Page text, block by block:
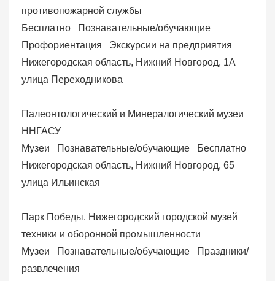
противопожарной службы
Бесплатно
Познавательные/обучающие
Профориентация
Экскурсии на предприятия
Нижегородская область, Нижний Новгород, 1А
улица Переходникова
Палеонтологический и Минералогический музеи
ННГАСУ
Музеи
Познавательные/обучающие
Бесплатно
Нижегородская область, Нижний Новгород, 65
улица Ильинская
Парк Победы. Нижегородский городской музей
техники и оборонной промышленности
Музеи
Познавательные/обучающие
Праздники/
развлечения